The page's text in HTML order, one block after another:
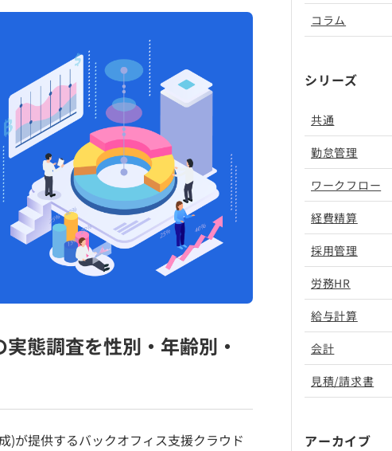
態調査を性別・年齢別・
)が提供するバックオフィス支援クラウド
コラム
シリーズ
共通
勤怠管理
ワークフロー
経費精算
採用管理
労務HR
給与計算
会計
見積/請求書
アーカイブ